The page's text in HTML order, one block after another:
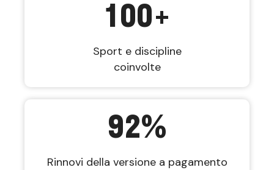
100+
Sport e discipline
coinvolte
92%
Rinnovi della versione a pagamento